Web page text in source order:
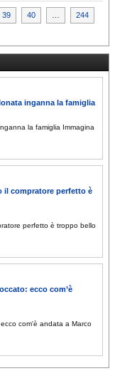
39 40
244
inganna la famiglia
la famiglia Immagina
il compratore perfetto è
perfetto è troppo bello
ecco com’è
com'è andata a Marco